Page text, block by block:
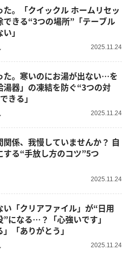
た。「クイックル ホームリセッ
できる“3つの場所”「テーブル
」
2025.11.24
た。寒いのにお湯が出ない…を
湯器」の凍結を防ぐ“3つの対
きる」
2025.11.24
関係、我慢していませんか？ 自
する“手放し方のコツ”5つ
2025.11.24
い「クリアファイル」が“日用
”になる…？「心強いです」
」「ありがとう」
2025.11.24